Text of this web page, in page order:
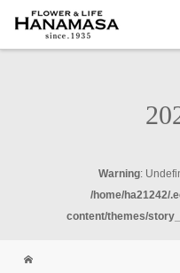
Warning:
/home/ha21242/
content/themes/